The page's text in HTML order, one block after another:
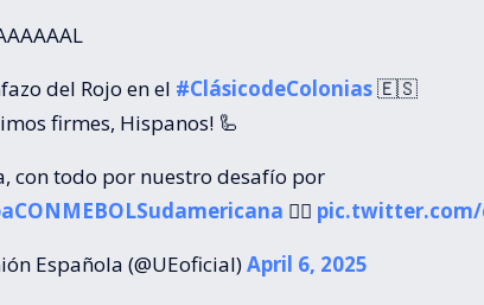
del Rojo en el #ClásicodeColonias🇪🇸
firmes, Hispanos! 🦾
con todo por nuestro desafío por
💆‍♂️ pic.twitter.com/
Española (@UEoficial)April 6, 2025